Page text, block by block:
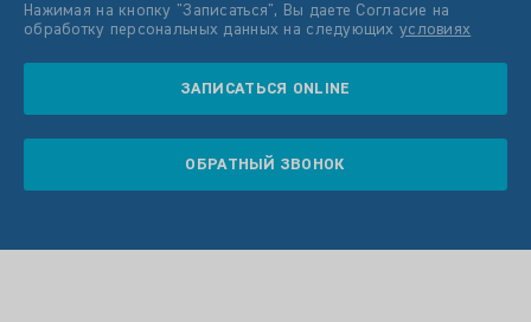
ЗАПИСАТЬСЯ ONLINE
ОБРАТНЫЙ ЗВОНОК
Нажимая на кнопку "Записатьcя", Вы даете Согласие на
обработку персональных данных на следующихусловиях